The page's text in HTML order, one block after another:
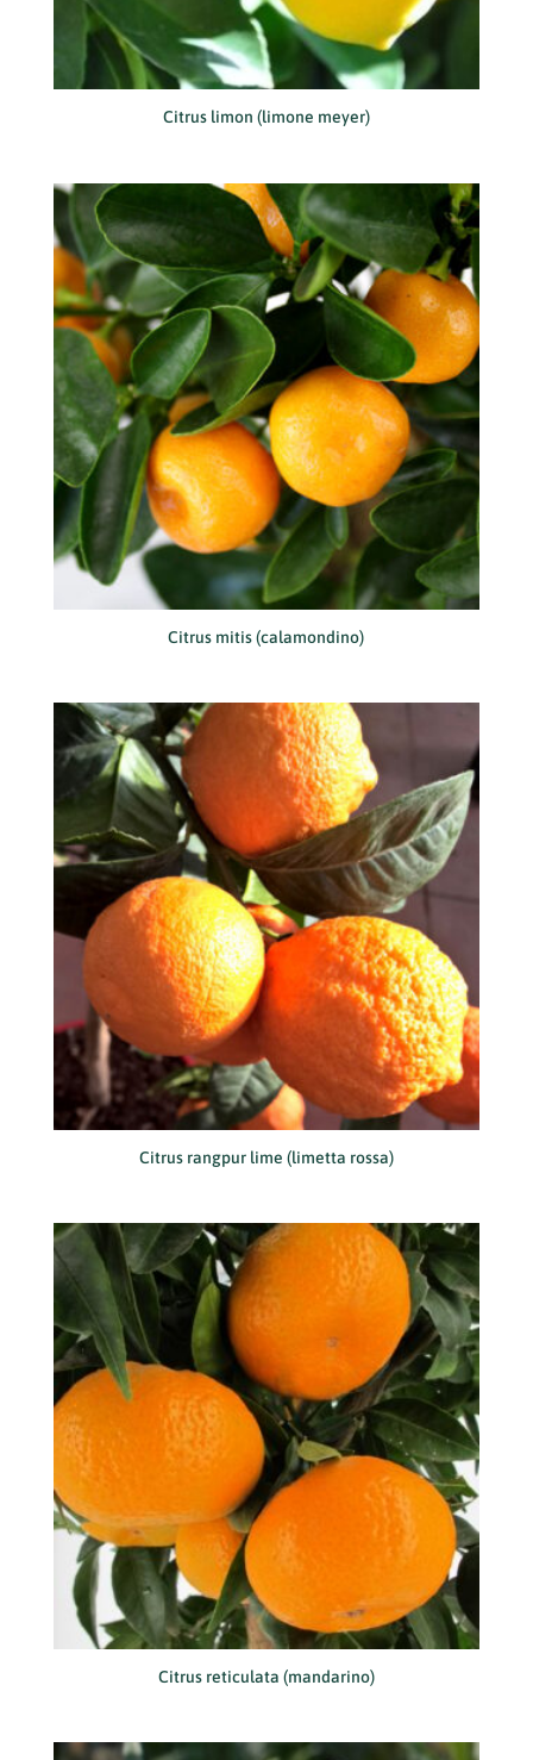
Citrus limon (limone meyer)
Citrus mitis (calamondino)
Citrus rangpur lime (limetta rossa)
Citrus reticulata (mandarino)